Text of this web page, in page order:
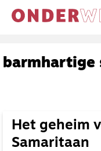
barmhartige
Het geheim
Samaritaan